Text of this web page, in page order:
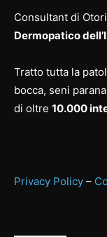
Consultant di
Dermopatico
Tratto tutta la
bocca, seni
di oltre 10.000
Privacy Policy –